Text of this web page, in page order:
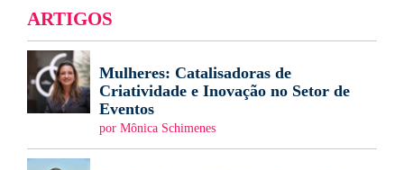
ARTIGOS
Mulheres: Catalisadoras de
Criatividade e Inovação no Setor de
Eventos
por Mônica Schimenes